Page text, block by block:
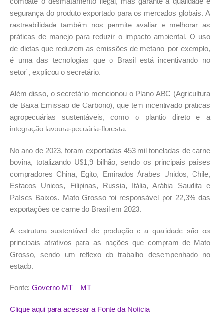
segurança do produto exportado para os mercados globais. A
rastreabilidade também nos permite avaliar e melhorar as
práticas de manejo para reduzir o impacto ambiental. O uso
de dietas que reduzem as emissões de metano, por exemplo,
é uma das tecnologias que o Brasil está incentivando no
setor”, explicou o secretário.
Além disso, o secretário mencionou o Plano ABC (Agricultura
de Baixa Emissão de Carbono), que tem incentivado práticas
agropecuárias sustentáveis, como o plantio direto e a
integração lavoura-pecuária-floresta.
No ano de 2023, foram exportadas 453 mil toneladas de carne
bovina, totalizando U$1,9 bilhão, sendo os principais países
compradores China, Egito, Emirados Árabes Unidos, Chile,
Estados Unidos, Filipinas, Rússia, Itália, Arábia Saudita e
Países Baixos. Mato Grosso foi responsável por 22,3% das
exportações de carne do Brasil em 2023.
A estrutura sustentável de produção e a qualidade são os
principais atrativos para as nações que compram de Mato
Grosso, sendo um reflexo do trabalho desempenhado no
estado.
Fonte: Governo MT – MT
Clique aqui para acessar a Fonte da Notícia